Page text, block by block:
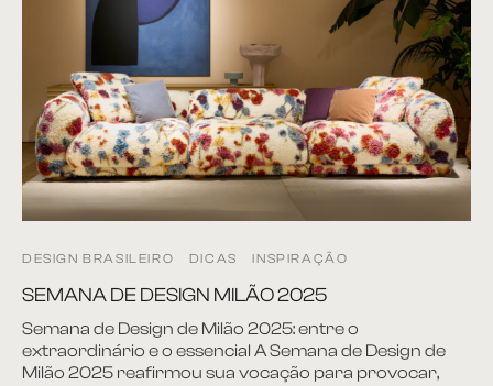
DESIGN BRASILEIRO DICAS INSPIRAÇÃO
SEMANA DE DESIGN MILÃO 2025
Semana de Design de Milão 2025: entre o
extraordinário e o essencial A Semana de Design de
Milão 2025 reafirmou sua vocação para provocar,